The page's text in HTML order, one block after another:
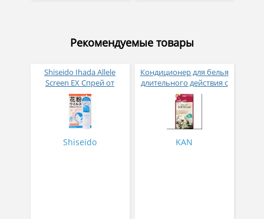
Рекомендуемые товары
Shiseido Ihada Allele
Screen EX Спрей от
вирусов и аллергий 50
гр
Shiseido
Кондиционер для белья
длительного действия с
аромакапсулами с
экзотическим ароматом
500 мл
KAN